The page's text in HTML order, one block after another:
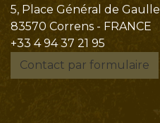
5, Place Général de Gaulle
83570 Correns - FRANCE
+33 4 94 37 21 95
Contact par formulaire